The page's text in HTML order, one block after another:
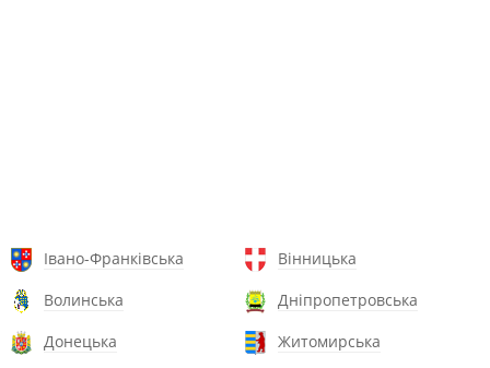
Івано-Франківська
Вінницька
Волинська
Дніпропетровська
Донецька
Житомирська